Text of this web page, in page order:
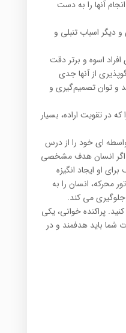
آنها را به دست
دیگر اسباب تنبلى و
اسوه‌‏ و برتر دقت
از آنها جدى
و توان تصمیم‌‌گیرى و
در تقویت اراده، بسیار
ای خود را از درس
اگر انسان هدف مشخصی
او ایجاد انگیزه
محرکه، انسان را به
می کند.
کنید. پراکنده خوانی، یکی
شما باید هدفمند و در